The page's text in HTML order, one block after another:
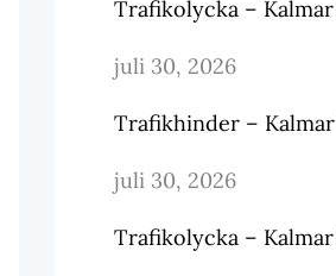
Trafikolycka –
juli 30, 2026
Trafikhinder –
juli 30, 2026
Trafikolycka –